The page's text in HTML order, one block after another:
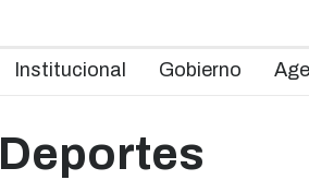
Institucional Gobierno
Deportes